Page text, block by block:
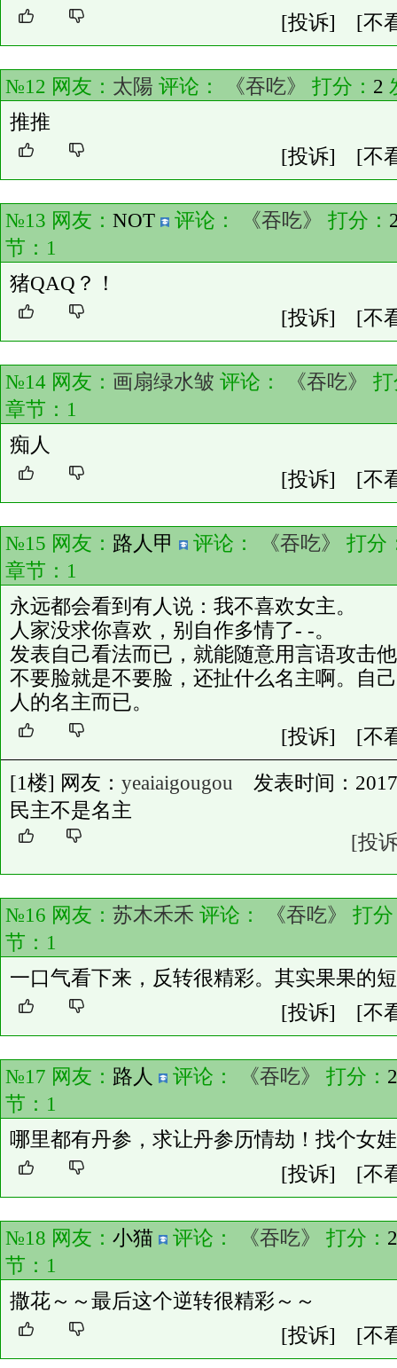
[投诉]
[不
№12 网友： 太陽 评论： 《吞吃》 打分： 2
推推
[投诉]
[不
№13 网友： NOT 评论： 《吞吃》 打分：
节： 1
猪QAQ？！
[投诉]
[不
№14 网友： 画扇绿水皱 评论： 《吞吃》
章节： 1
痴人
[投诉]
[不
№15 网友： 路人甲 评论： 《吞吃》
打分
章节： 1
永远都会看到有人说：我不喜欢女主。
人家没求你喜欢，别自作多情了- -。
发表自己看法而已，就能随意用言语攻击
不要脸就是不要脸，还扯什么名主啊。自
人的名主而已。
[投诉]
[不
[1楼] 网友： yeaiaigougou 发表时间：
民主不是名主
[投
№16 网友： 苏木禾禾 评论： 《吞吃》
打
节： 1
一口气看下来，反转很精彩。其实果果的
[投诉]
[不
№17 网友： 路人 评论： 《吞吃》 打分： 2
节： 1
哪里都有丹参，求让丹参历情劫！找个女
[投诉]
[不
№18 网友： 小猫 评论： 《吞吃》 打分： 2
节： 1
撒花～～最后这个逆转很精彩～～
[投诉]
[不